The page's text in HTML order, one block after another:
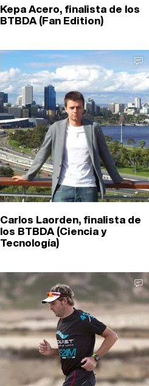
Kepa Acero, finalista de los
BTBDA (Fan Edition)
Carlos Laorden, finalista de
los BTBDA (Ciencia y
Tecnología)